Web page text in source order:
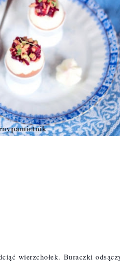
wierzchołek. Buraczki